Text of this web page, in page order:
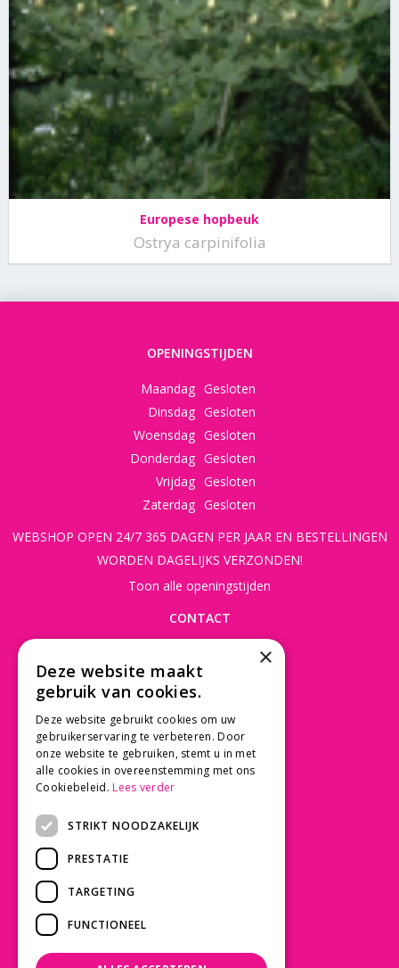
Europese hopbeuk
Ostrya carpinifolia
OPENINGSTIJDEN
Maandag Gesloten
Dinsdag Gesloten
Woensdag Gesloten
Donderdag Gesloten
Vrijdag Gesloten
Zaterdag Gesloten
WEBSHOP OPEN 24/7 365 DAGEN PER JAAR EN BESTELLINGEN
WORDEN DAGELIJKS VERZONDEN!
Toon alle openingstijden
CONTACT
3997 MK 't Goy
030 - 60 11 365
info@tuincentrumdebruijn.nl
Betaalinformatie
×
Deze website maakt
gebruik van cookies.
Deze website gebruikt cookies om uw
gebruikerservaring te verbeteren. Door
onze website te gebruiken, stemt u in met
alle cookies in overeenstemming met ons
Cookiebeleid. Lees verder
STRIKT NOODZAKELIJK
PRESTATIE
TARGETING
FUNCTIONEEL